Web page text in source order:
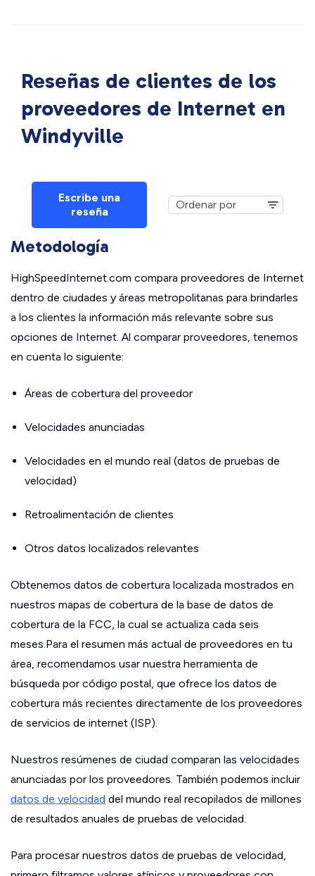
Reseñas de clientes de los
proveedores de Internet en
Windyville
Escribe una
reseña
Metodología
HighSpeedInternet.com compara proveedores de Internet
dentro de ciudades y áreas metropolitanas para brindarles
a los clientes la información más relevante sobre sus
opciones de Internet. Al comparar proveedores, tenemos
en cuenta lo siguiente:
Áreas de cobertura del proveedor
Velocidades anunciadas
Velocidades en el mundo real (datos de pruebas de
velocidad)
Retroalimentación de clientes
Otros datos localizados relevantes
Obtenemos datos de cobertura localizada mostrados en
nuestros mapas de cobertura de la base de datos de
cobertura de la FCC, la cual se actualiza cada seis
meses.Para el resumen más actual de proveedores en tu
área, recomendamos usar nuestra herramienta de
búsqueda por código postal, que ofrece los datos de
cobertura más recientes directamente de los proveedores
de servicios de internet (ISP).
Nuestros resúmenes de ciudad comparan las velocidades
anunciadas por los proveedores. También podemos incluir
datos de velocidad del mundo real recopilados de millones
de resultados anuales de pruebas de velocidad.
Para procesar nuestros datos de pruebas de velocidad,